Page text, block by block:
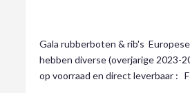
Gala rubberboten & rib's
hebben diverse (overjarige 2023-
op voorraad en direct leverbaar :